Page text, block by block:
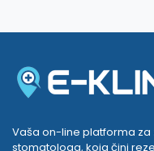
Vaša on-line platforma
stomatologa, koja čini